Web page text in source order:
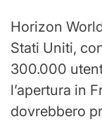
Horizon
Stati Uniti,
300.000
l’apertura in
dovrebbero